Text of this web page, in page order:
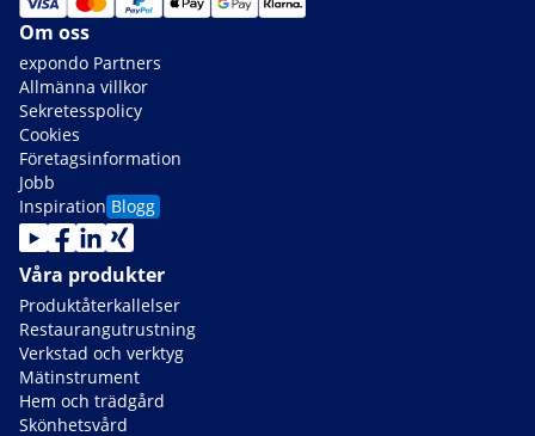
Om oss
expondo Partners
Allmänna villkor
Sekretesspolicy
Cookies
Företagsinformation
Jobb
Inspiration Blogg
Våra produkter
Produktåterkallelser
Restaurangutrustning
Verkstad och verktyg
Mätinstrument
Hem och trädgård
Skönhetsvård